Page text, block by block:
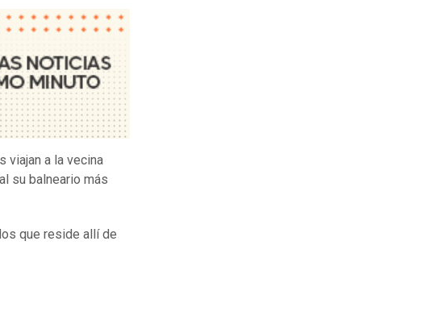
viajan a la vecina
su balneario más
que reside allí de